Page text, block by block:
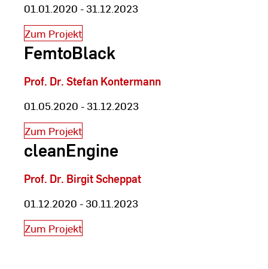
01.01.2020 - 31.12.2023
Zum Projekt
FemtoBlack
Prof. Dr. Stefan Kontermann
01.05.2020 - 31.12.2023
Zum Projekt
cleanEngine
Prof. Dr. Birgit Scheppat
01.12.2020 - 30.11.2023
Zum Projekt